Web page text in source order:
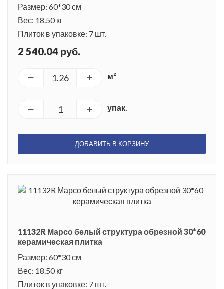
Размер: 60*30 см
Вес: 18.50 кг
Плиток в упаковке: 7 шт.
2 540.04 руб.
м²
упак.
ДОБАВИТЬ В КОРЗИНУ
11132R Марсо белый структура обрезной 30*60
керамическая плитка
Размер: 60*30 см
Вес: 18.50 кг
Плиток в упаковке: 7 шт.